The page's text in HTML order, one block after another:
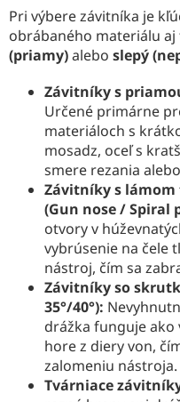
Pri výbere závitníka je
obrábaného materiálu aj
(priamy)alebo slepý
Závitníky s
Určené primárne
materiáloch s
mosadz, oceľ s
smere rezania
Závitníky s
(Gun nose / Spiral
otvory v
vybrúsenie na čele
nástroj, čím sa
Závitníky so
35°/40°):
drážka funguje ako
hore z diery von,
zalomeniu nástroja.
Tvárniace